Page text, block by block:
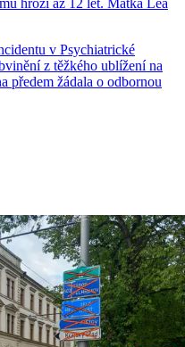
hrozí až 12 let. Matka Lea
v Psychiatrické
z těžkého ublížení na
předem žádala o odbornou